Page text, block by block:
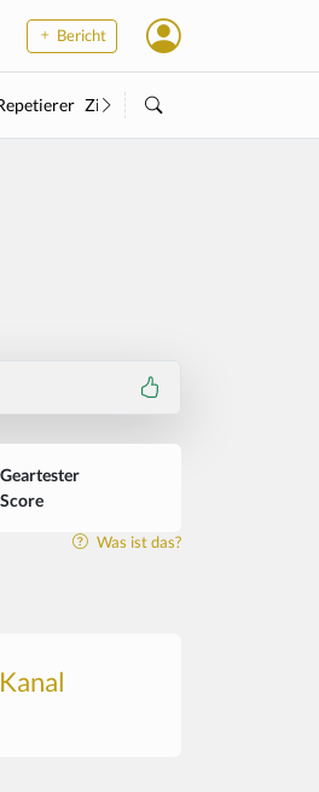
Bericht
Zielstock
Geartester
Score
Was ist das?